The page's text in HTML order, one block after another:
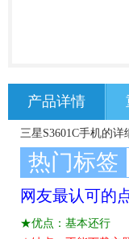
产品详情
三星S3601C手机的详
热门标签
网友最认可的
★优点：基本还行